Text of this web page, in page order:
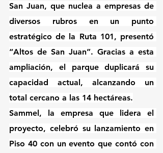
San Juan, que nuclea a empresas de
diversos rubros en un punto
estratégico de la Ruta 101, presentó
“Altos de San Juan”. Gracias a esta
ampliación, el parque duplicará su
capacidad actual, alcanzando un
total cercano a las 14 hectáreas.
Sammel, la empresa que lidera el
proyecto, celebró su lanzamiento en
Piso 40 con un evento que contó con